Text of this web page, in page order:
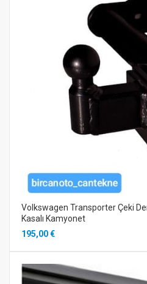
Volkswagen Transporter Çeki
Kasalı Kamyonet
195,00 €